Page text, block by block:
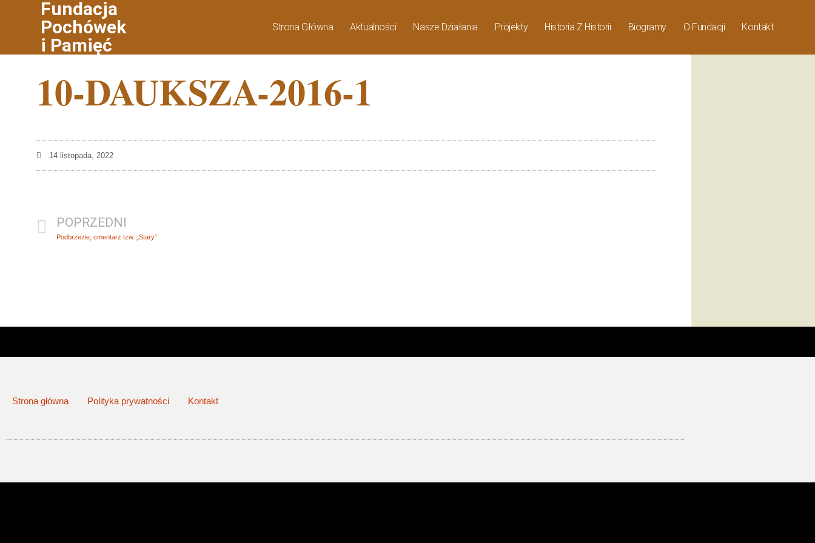
Fundacja
Pochówek
i Pamięć
Strona Główna Aktualności Nasze Działania Projekty Historia Z Historii Biogramy O Fundacji Kontakt
10-DAUKSZA-2016-1
14 listopada, 2022
POPRZEDNI
Podbrzezie, cmentarz tzw. „Stary”
Strona główna Polityka prywatności Kontakt